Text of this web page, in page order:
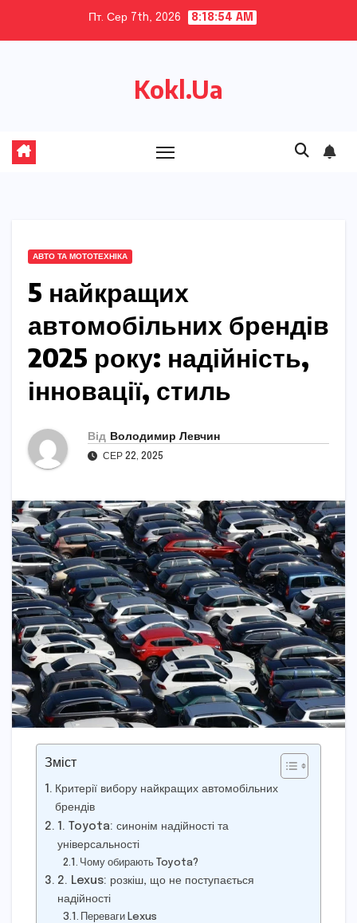
Пт. Сер 7th, 2026 8:18:56 AM
Kokl.Ua
АВТО ТА МОТОТЕХНІКА
5 найкращих
автомобільних брендів
2025 року: надійність,
інновації, стиль
Від Володимир Левчин
СЕР 22, 2025
Зміст
Критерії вибору найкращих автомобільних
брендів
1. Toyota: синонім надійності та
універсальності
Чому обирають Toyota?
2. Lexus: розкіш, що не поступається
надійності
Переваги Lexus